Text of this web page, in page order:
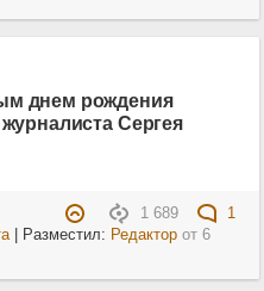
днем рождения
Сергея
1 689
1
| Разместил: Редакторот 6